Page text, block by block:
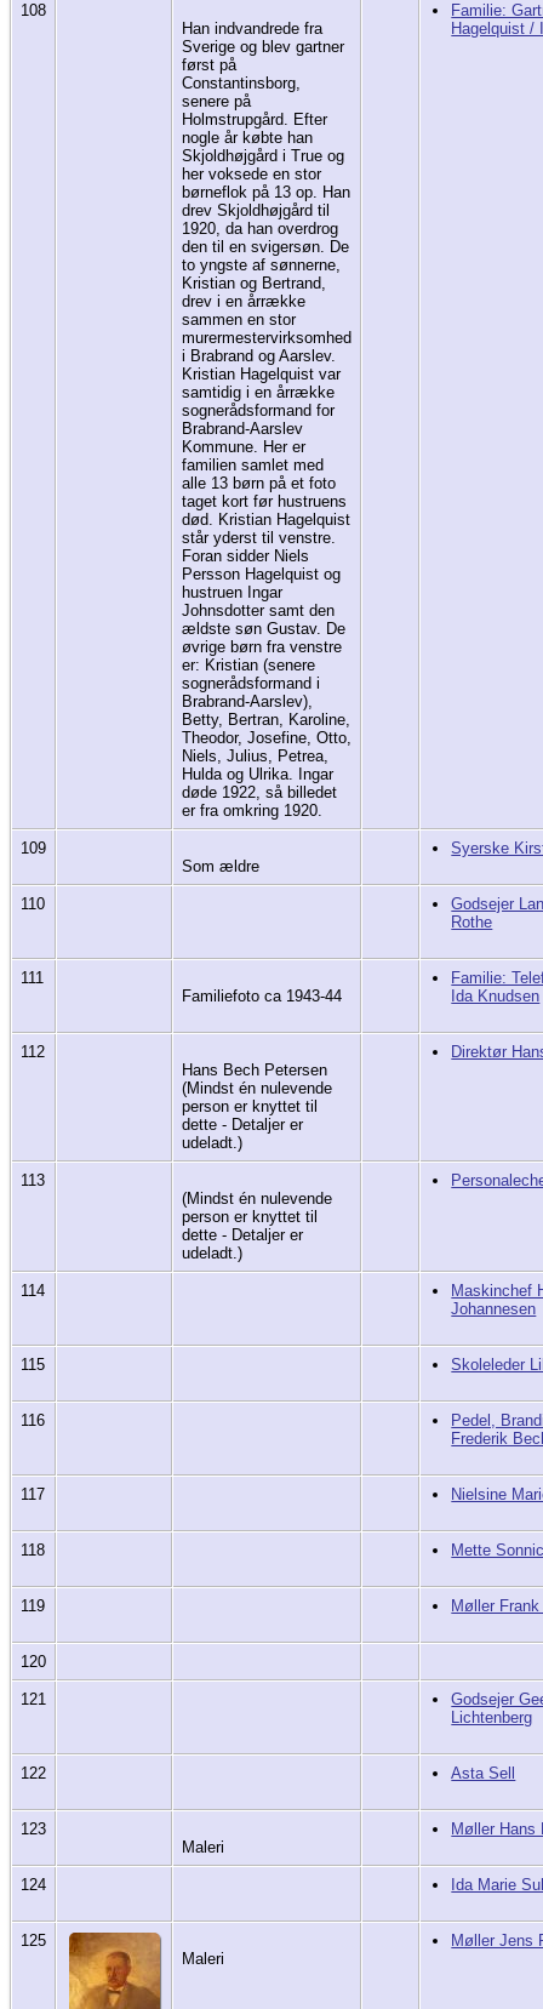
108
Han indvandrede fra
Sverige og blev gartner
først på
Constantinsborg,
senere på
Holmstrupgård. Efter
nogle år købte han
Skjoldhøjgård i True og
her voksede en stor
børneflok på 13 op. Han
drev Skjoldhøjgård til
1920, da han overdrog
den til en svigersøn. De
to yngste af sønnerne,
Kristian og Bertrand,
drev i en årrække
sammen en stor
murermestervirksomhed
i Brabrand og Aarslev.
Kristian Hagelquist var
samtidig i en årrække
sognerådsformand for
Brabrand-Aarslev
Kommune. Her er
familien samlet med
alle 13 børn på et foto
taget kort før hustruens
død. Kristian Hagelquist
står yderst til venstre.
Foran sidder Niels
Persson Hagelquist og
hustruen Ingar
Johnsdotter samt den
ældste søn Gustav. De
øvrige børn fra venstre
er: Kristian (senere
sognerådsformand i
Brabrand-Aarslev),
Betty, Bertran, Karoline,
Theodor, Josefine, Otto,
Niels, Julius, Petrea,
Hulda og Ulrika. Ingar
døde 1922, så billedet
er fra omkring 1920.
Familie:
Hagelquist /
109
Som ældre
Syerske
110
Godsejer
Rothe
111
Familiefoto ca 1943-44
Familie:
Ida Knudsen
112
Hans Bech Petersen
(Mindst én nulevende
person er knyttet til
dette - Detaljer er
udeladt.)
Direktør
113
(Mindst én nulevende
person er knyttet til
dette - Detaljer er
udeladt.)
114
Maskinchef
Johannesen
115 Skoleleder
116
Pedel,
Frederik
117 Nielsine
118 Mette
119 Møller
120
121
Godsejer
Lichtenberg
122 Asta Sell
123
Maleri
Møller Hans
124 Ida Marie
125
Maleri
Møller Jens